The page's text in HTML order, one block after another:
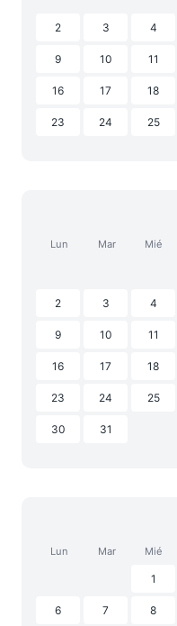
2 3 4
9 10 11
16 17 18
23 24 25
Lun Mar Mié
2 3 4
9 10 11
16 17 18
23 24 25
30 31
Lun Mar Mié
1
6 7 8